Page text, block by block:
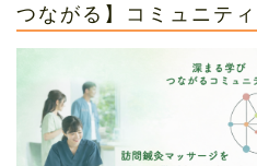
つながる】コミュニティ